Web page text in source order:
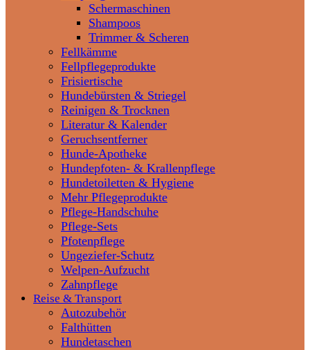
Schermaschinen
Shampoos
Trimmer & Scheren
Fellkämme
Fellpflegeprodukte
Frisiertische
Hundebürsten & Striegel
Reinigen & Trocknen
Literatur & Kalender
Geruchsentferner
Hunde-Apotheke
Hundepfoten- & Krallenpflege
Hundetoiletten & Hygiene
Mehr Pflegeprodukte
Pflege-Handschuhe
Pflege-Sets
Pfotenpflege
Ungeziefer-Schutz
Welpen-Aufzucht
Zahnpflege
Reise & Transport
Autozubehör
Falthütten
Hundetaschen